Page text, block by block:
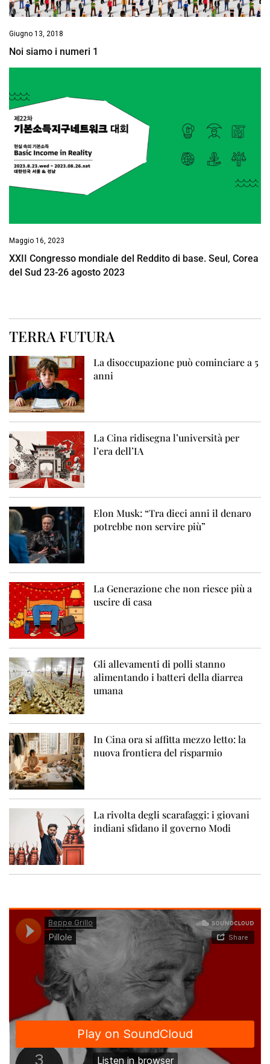
Giugno 13, 2018
Noi siamo i numeri 1
Maggio 16, 2023
XXII Congresso mondiale del Reddito di base. Seul, Corea
del Sud 23-26 agosto 2023
TERRA FUTURA
La disoccupazione può cominciare a 5
anni
La Cina ridisegna l’università per
l’era dell’IA
Elon Musk: “Tra dieci anni il denaro
potrebbe non servire più”
La Generazione che non riesce più a
uscire di casa
Gli allevamenti di polli stanno
alimentando i batteri della diarrea
umana
In Cina ora si affitta mezzo letto: la
nuova frontiera del risparmio
La rivolta degli scarafaggi: i giovani
indiani sfidano il governo Modi